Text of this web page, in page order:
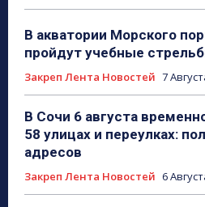
В акватории Морского
пройдут учебные
Закреп Лента Новостей 7
В Сочи 6 августа
58 улицах и переулках:
адресов
Закреп Лента Новостей 6